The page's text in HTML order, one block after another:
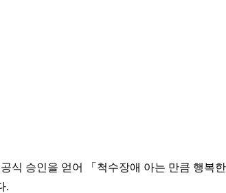
승인을 얻어 「척수장애 아는 만큼 행복
.